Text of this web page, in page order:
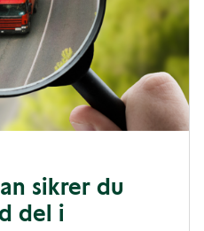
sikrer du
del i